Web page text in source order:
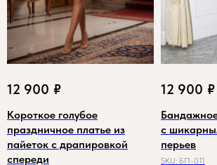
12 900 ₽
Короткое голубое
праздничное платье из
пайеток с драпировкой
спереди
12 900 ₽
с
перьев
SKU: БП-011